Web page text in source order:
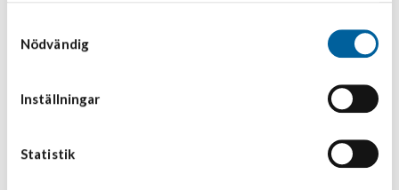
Nödvändig
Inställningar
Statistik
6 mars 2024 | News, PR, Non Regulatory